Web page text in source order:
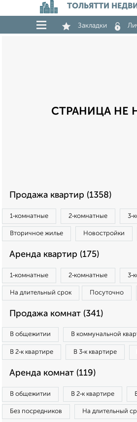
ТОЛЬЯТТИ
Закладки
СТРАНИЦА НЕ
Продажа квартир (1358)
1‑комнатные 2‑комнатные
Вторичное жилье Новостройки
Аренда квартир (175)
1‑комнатные 2‑комнатные
На длительный срок Посуточно
Продажа комнат (341)
В общежитии В коммунальной
В 2‑к квартире В 3‑к квартире
Аренда комнат (119)
В общежитии В 2‑к квартире
Без посредников На длительный